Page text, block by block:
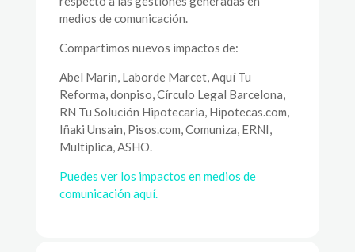
medios de comunicación.
Compartimos nuevos impactos de:
Abel Marin, Laborde Marcet, Aquí Tu
Reforma, donpiso, Círculo Legal Barcelona,
RN Tu Solución Hipotecaria, Hipotecas.com,
Iñaki Unsain, Pisos.com, Comuniza, ERNI,
Multiplica, ASHO.
Puedes ver los impactos en medios de
comunicación aquí.